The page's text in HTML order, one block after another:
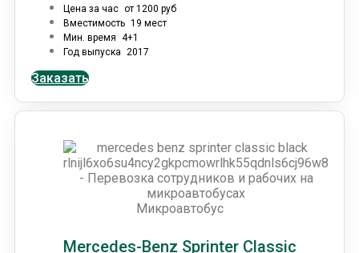
Цена за час от 1200 руб
Вместимость 19 мест
Мин. время 4+1
Год выпуска 2017
Заказать
Микроавтобус
Mercedes-Benz Sprinter Classic